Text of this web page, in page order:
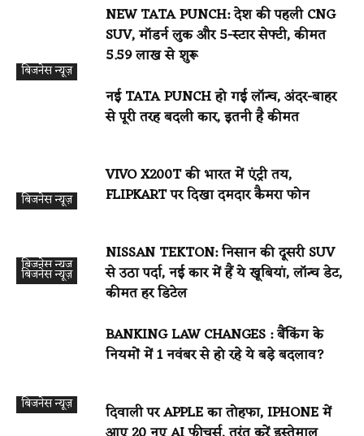
बिजनेस न्यूज़
बिजनेस न्यूज़
NEW TATA PUNCH: देश की पहली CNG
SUV, मॉडर्न लुक और 5-स्टार सेफ्टी, कीमत
₹5.59 लाख से शुरू
बिजनेस न्यूज़
नई TATA PUNCH हो गई लॉन्च, अंदर-बाहर
से पूरी तरह बदली कार, इतनी है कीमत
बिजनेस न्यूज़
VIVO X200T की भारत में एंट्री तय,
FLIPKART पर दिखा दमदार कैमरा फोन
बिजनेस न्यूज़
NISSAN TEKTON: निसान की दूसरी SUV
से उठा पर्दा, नई कार में हैं ये खूबियां, लॉन्च डेट,
कीमत हर डिटेल
BANKING LAW CHANGES : बैंकिंग के
नियमों में 1 नवंबर से हो रहे ये बड़े बदलाव?
दिवाली पर APPLE का तोहफा, IPHONE में